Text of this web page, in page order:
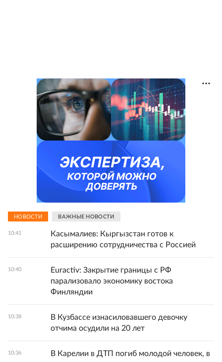
НОВОСТИ ВАЖНЫЕ НОВОСТИ
10:41
Касымалиев: Кыргызстан готов к
расширению сотрудничества с Россией
10:40
Euractiv: Закрытие границы с РФ
парализовало экономику востока
Финляндии
10:38
В Кузбассе изнасиловавшего девочку
отчима осудили на 20 лет
10:36
В Карелии в ДТП погиб молодой человек, в